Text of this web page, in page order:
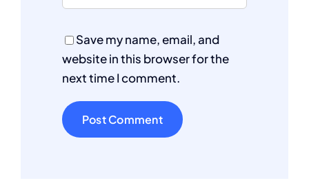
Save my name, email, and
website in this browser for the
next time I comment.